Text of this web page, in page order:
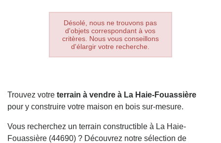
Désolé, nous ne trouvons pas
d'objets correspondant à vos
critères. Nous vous conseillons
d'élargir votre recherche.
Trouvez votre terrain à vendre à La Haie-Fouassière
pour y construire votre maison en bois sur-mesure.
Vous recherchez un terrain constructible à La Haie-
Fouassière (44690) ? Découvrez notre sélection de